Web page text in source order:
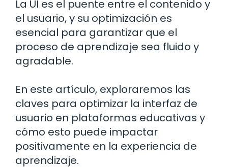
La UI es el puente entre el contenido y
el usuario, y su optimización es
esencial para garantizar que el
proceso de aprendizaje sea fluido y
agradable.
En este artículo, exploraremos las
claves para optimizar la interfaz de
usuario en plataformas educativas y
cómo esto puede impactar
positivamente en la experiencia de
aprendizaje.